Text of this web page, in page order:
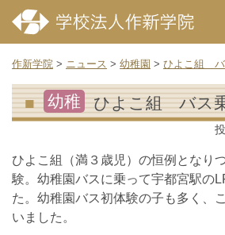
作新学院 > ニュース > 幼稚園 > ひよこ組 バ
幼稚 ひよこ組 バス
ひよこ組（満３歳児）の恒例となり
験。幼稚園バスに乗って宇都宮駅の
た。幼稚園バス初体験の子も多く、
いました。